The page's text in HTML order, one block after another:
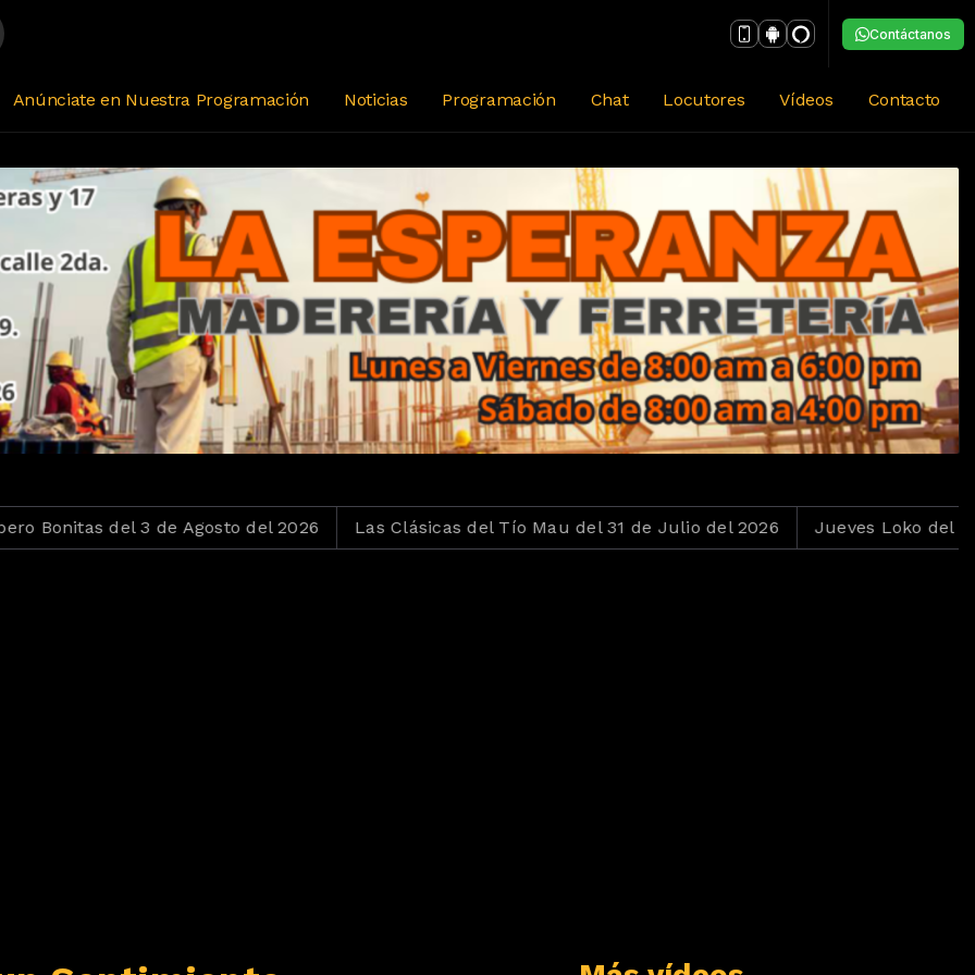
Contáctanos
Anúnciate en Nuestra Programación Noticias Programación Chat Locutores Vídeos Contacto
del 3 de Agosto del 2026 Las Clásicas del Tío Mau del 31 de Julio del 2026 Jueves Loko del 30 de Julio